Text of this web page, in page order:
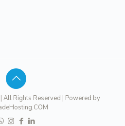
All Rights Reserved | Powered by